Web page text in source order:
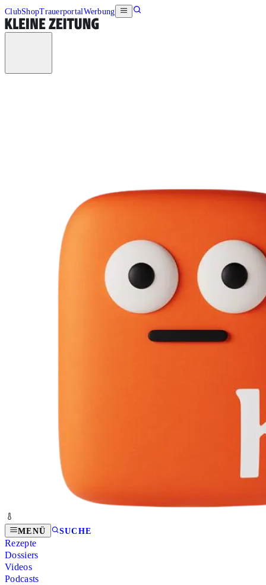
ClubShopTrauerportalWerbung
MENÜ SUCHE
Rezepte
Dossiers
Videos
Podcasts